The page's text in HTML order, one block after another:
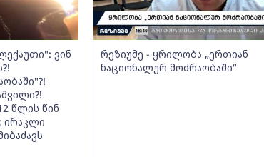
ვინ
წლის წინ
ირაკლი
რეზიუმე - ყრილობა „ერთიან
ნაციონალურ მოძრაობაში“